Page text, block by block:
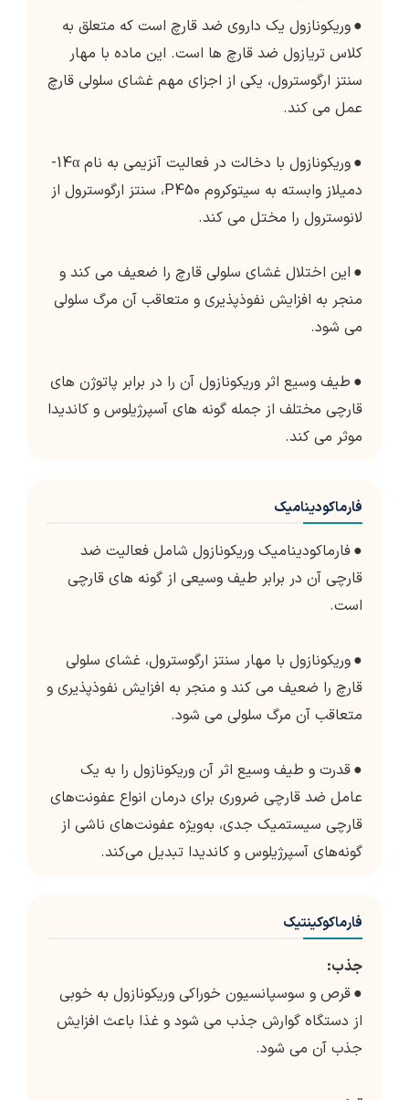
●وریکونازول یک داروی ضد قارچ است که متعلق به
کلاس تریازول ضد قارچ ها است. این ماده با مهار
سنتز ارگوسترول، یکی از اجزای مهم غشای سلولی قارچ
عمل می کند.
●
وریکونازول با دخالت در فعالیت آنزیمی به نام 14α-
دمیلاز وابسته به سیتوکروم P450، سنتز ارگوسترول از
لانوسترول را مختل می کند.
● این اختلال غشای سلولی قارچ را ضعیف می کند و
منجر به افزایش نفوذپذیری و متعاقب آن مرگ سلولی
می شود.
● طیف وسیع اثر وریکونازول آن را در برابر پاتوژن های
قارچی مختلف از جمله گونه های آسپرژیلوس و کاندیدا
موثر می کند.
فارماکودینامیک
●فارماکودینامیک وریکونازول شامل فعالیت ضد
قارچی آن در برابر طیف وسیعی از گونه های قارچی
است.
●وریکونازول با مهار سنتز ارگوسترول، غشای سلولی
قارچ را ضعیف می کند و منجر به افزایش نفوذپذیری و
متعاقب آن مرگ سلولی می شود.
●قدرت و طیف وسیع اثر آن وریکونازول را به یک
عامل ضد قارچی ضروری برای درمان انواع عفونت‌های
قارچی سیستمیک جدی، به‌ویژه عفونت‌های ناشی از
گونه‌های آسپرژیلوس و کاندیدا تبدیل می‌کند.
فارماکوکینتیک
جذب:
●قرص و سوسپانسیون خوراکی وریکونازول به خوبی
از دستگاه گوارش جذب می شود و غذا باعث افزایش
جذب آن می شود.